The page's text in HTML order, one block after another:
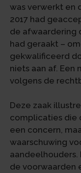
was verwerkt en
2017 had
de afwaardering
had geraakt –
gekwalificeerd
niets aan af. Een
volgens de
Deze zaak
complicaties die
een concern,
waarschuwing
aandeelhouders.
de voorwaarden